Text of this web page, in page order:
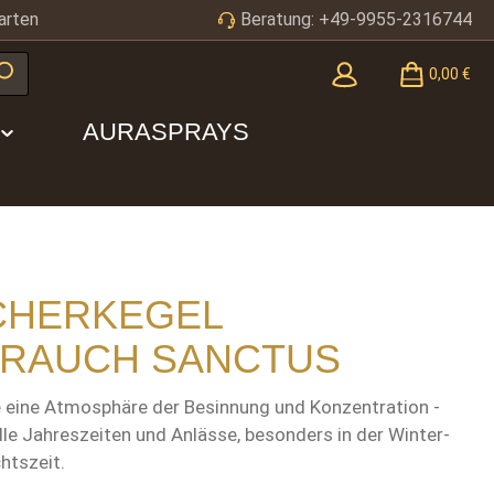
Beratung: +49-9955-2316744
0,00 €
AURASPRAYS
SANCTUS
eine Atmosphäre der Besinnung und Konzentration -
Jahreszeiten und Anlässe, besonders in der Winter-